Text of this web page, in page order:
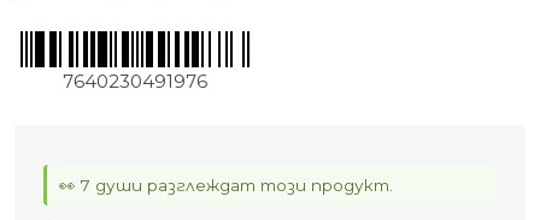
7640230491976
👀 7 души разглеждат този продукт.